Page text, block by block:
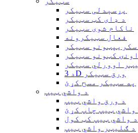
پړسېدلی سټیکر
د ډای کټ سټیکر
ناکام شوی سټیکر
فعال سټیکرونه
سټیکر
کټونو سټیکر
اوورلي سټیکر
د 3D ورق سټیکر
په سټیکر مسح کړئ
د واشي ټیپ
د ورق واشي ټیپ
واشي ټیپ چاپ کړئ
د واشي ټیپ کټ کول
د ګلیټر واشي ټیپ